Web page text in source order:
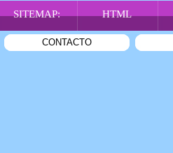
SITEMAP: HTML
CONTACTO